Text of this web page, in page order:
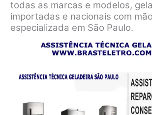
todas as marcas e modelos,
importadas e nacionais com
especializada em São Paulo.